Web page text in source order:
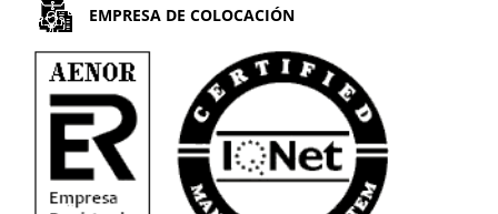
EMPRESA DE COLOCACIÓN